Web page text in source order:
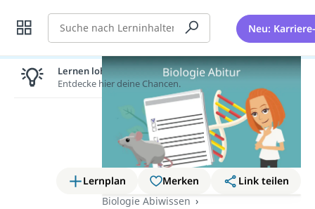
Suche Neu:
Lernplan Merken
Link teilen
Biologie Abiwissen
Lernen lohnt sich!
Entdecke hier deine Chancen.